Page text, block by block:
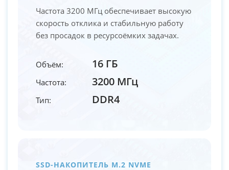
Частота 3200 МГц обеспечивает высокую
скорость отклика и стабильную работу
без просадок в ресурсоёмких задачах.
Объём: 16 ГБ
Частота: 3200 МГц
Тип: DDR4
SSD-НАКОПИТЕЛЬ M.2 NVME